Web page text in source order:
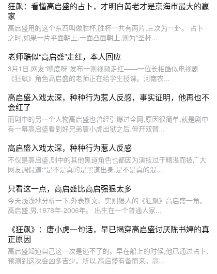
狂飙：看懂高启盛的占卜，才明白黄老才是京海市最大的赢
家
高启盛用的这个东西叫做胜杯,胜杯一共有两片,三次为一卦。 占卜
之时,如果一片平面朝上,一面凸面朝上,则为“圣杯...
老师酷似“高启盛”走红，本人回应
3月1日,网友“喺度呀”发布一则视频走红——一位长相酷似电视剧
《狂飙》角色高启盛的老师正在给学生授课。河南农...
高启盛入戏太深，种种行为惹人反感，事实证明，他再也不
会红了
而剧中的另一个人物高启盛也曾经引爆过全网,原因很简单,就是剧中
有一幕高启盛看到好兄弟唐小虎出狱之后,伸开双臂...
高启盛入戏太深，种种行为惹人反感
不仅是高启盛,剧中的其他黑道角色也都因为演技过于精湛而被广大
网友调侃道:“是不是真的是黑道出身,是不是真的混...
只看这一点，高启盛比高启强狠太多
今天浅浅地分析一下,外表斯文、实则狠人的《狂飙》高启盛一角。
高启盛,男,1978年-2006年。 出生在一个普通人家...
《狂飙》：唐小虎一句话，早已揭穿高启盛讨厌陈书婷的真
正原因
高启盛知道自己这一次是逃不了的。早在船上的时候,他已通过占卜,
预测到这次会凶多吉少。所以,高启盛有备而来。高...